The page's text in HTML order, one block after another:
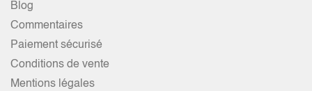
Blog
Commentaires
Paiement sécurisé
Conditions de vente
Mentions légales